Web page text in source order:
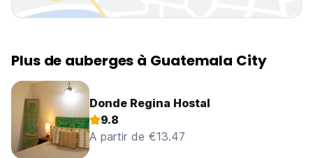
Plus de auberges à Guatemala City
Donde Regina Hostal
9.8
A partir de €13.47